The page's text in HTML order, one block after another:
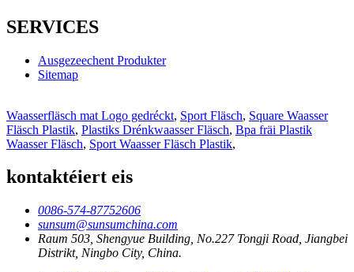
SERVICES
Ausgezeechent Produkter
Sitemap
Waasserfläsch mat Logo gedréckt, Sport Fläsch, Square Waasser
Fläsch Plastik, Plastiks Drénkwaasser Fläsch, Bpa fräi Plastik
Waasser Fläsch, Sport Waasser Fläsch Plastik,
kontaktéiert eis
0086-574-87752606
sunsum@sunsumchina.com
Raum 503, Shengyue Building, No.227 Tongji Road, Jiangbei
Distrikt, Ningbo City, China.